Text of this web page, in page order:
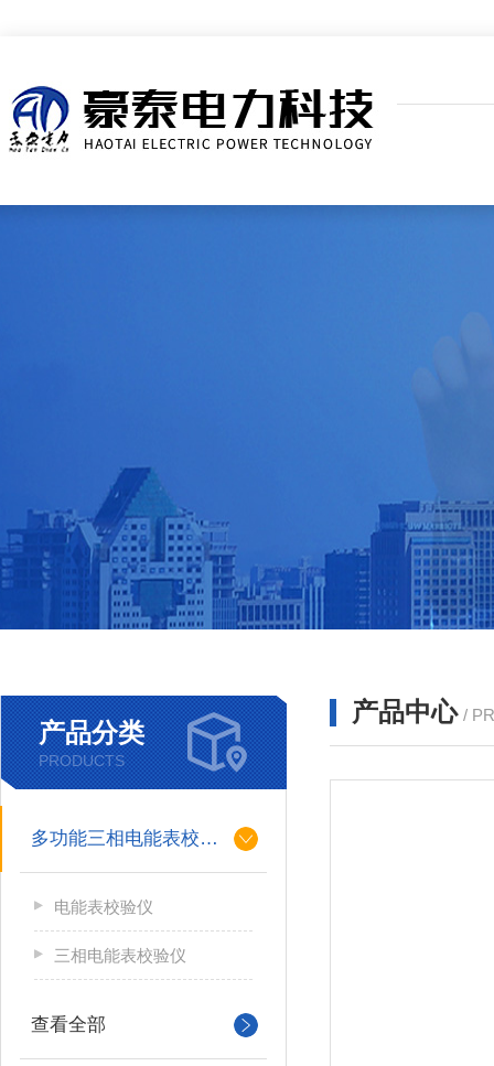
产品分类
PRODUCTS
多功能三相电能表校验仪
电能表校验仪
三相电能表校验仪
查看全部
产品中心 /